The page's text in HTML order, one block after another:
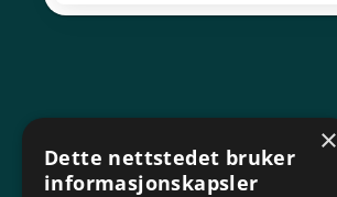
×
Dette nettstedet bruker
informasjonskapsler